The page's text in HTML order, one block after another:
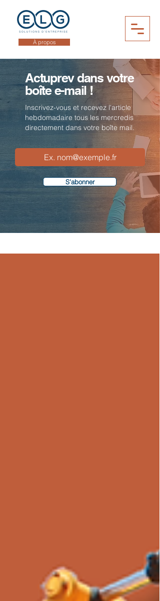
À propos
Actuprev dans votre
boîte e-mail !
Inscrivez-vous et recevez l'article
hebdomadaire tous les mercredis
directement dans votre boîte mail.
S'abonner